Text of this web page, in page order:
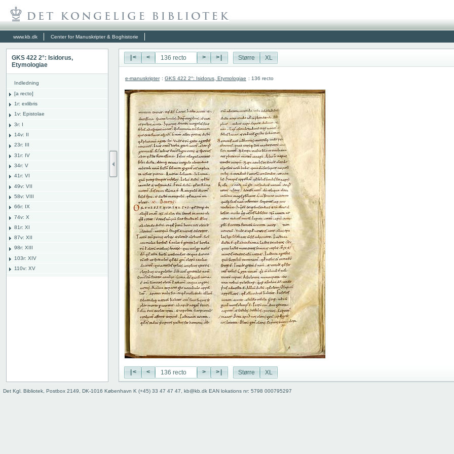
www.kb.dk Center for Manuskripter & Boghistorie
GKS 422 2°: Isidorus,
Etymologiae
Indledning
[a recto]
1r: exlibris
1v: Epistolae
3r: I
14v: II
23r: III
31r: IV
34r: V
41r: VI
49v: VII
58v: VIII
66r: IX
74v: X
81r: XI
87v: XII
98r: XIII
103r: XIV
110v: XV
131 verso
132 recto
|< < > >| Større XL
e-manuskripter : GKS 422 2°: Isidorus, Etymologiae : 136 recto
|< < > >| Større XL
Det Kgl. Bibliotek, Postbox 2149, DK-1016 København K (+45) 33 47 47 47, kb@kb.dk EAN lokations nr: 5798 000795297